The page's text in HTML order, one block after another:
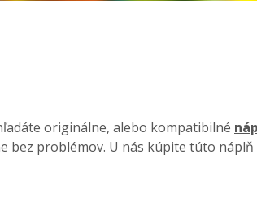
originálne, alebo kompatibilné
bez problémov. U nás kúpite túto náplň